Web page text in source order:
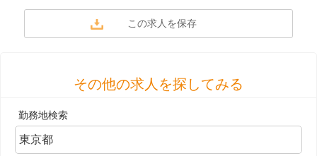
その他の求人を探してみる
勤務地検索